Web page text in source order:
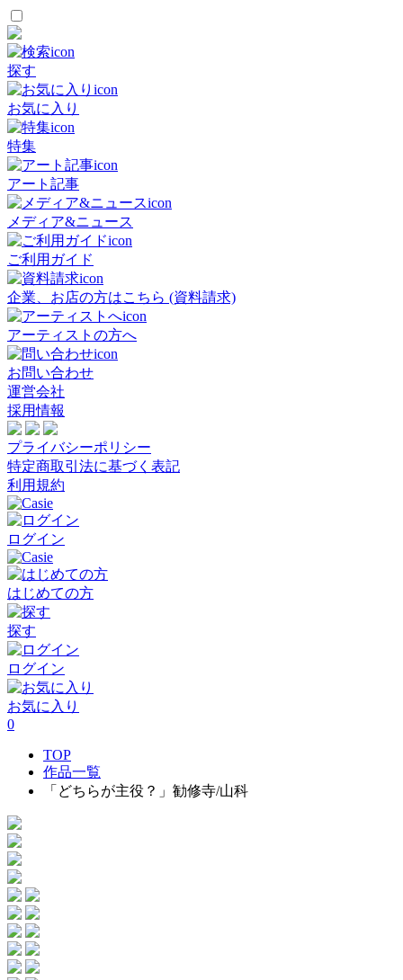
探す
お気に入り
特集
アート記事
メディア&ニュース
ご利用ガイド
企業、お店の方はこちら (資料請求)
アーティストの方へ
お問い合わせ
運営会社
採用情報
プライバシーポリシー
特定商取引法に基づく表記
利用規約
ログイン
はじめての方
探す
ログイン
お気に入り
0
TOP
作品一覧
「どちらが主役？」勧修寺/山科